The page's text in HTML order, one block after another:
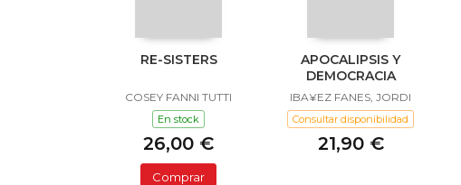
RE-SISTERS
COSEY FANNI TUTTI
En stock
26,00 €
Comprar
APOCALIPSIS Y
DEMOCRACIA
IBA¥EZ FANES, JORDI
Consultar disponibilidad
21,90 €